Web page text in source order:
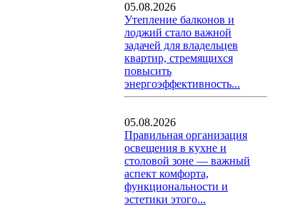
05.08.2026
Утепление балконов и
лоджий стало важной
задачей для владельцев
квартир, стремящихся
повысить
энергоэффективность...
05.08.2026
Правильная организация
освещения в кухне и
столовой зоне — важный
аспект комфорта,
функциональности и
эстетики этого...